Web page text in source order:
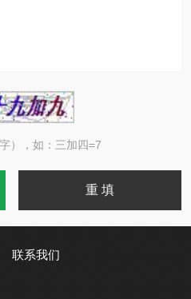
），如：三加四=7
联系我们